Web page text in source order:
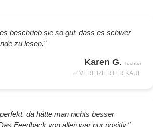
beschrieb sie so gut, dass es schwer
zu lesen."
Karen G. Tochter
✅ VERIFIZIERTER KAUF
da hätte man nichts besser
Feedback von allen war nur positiv."